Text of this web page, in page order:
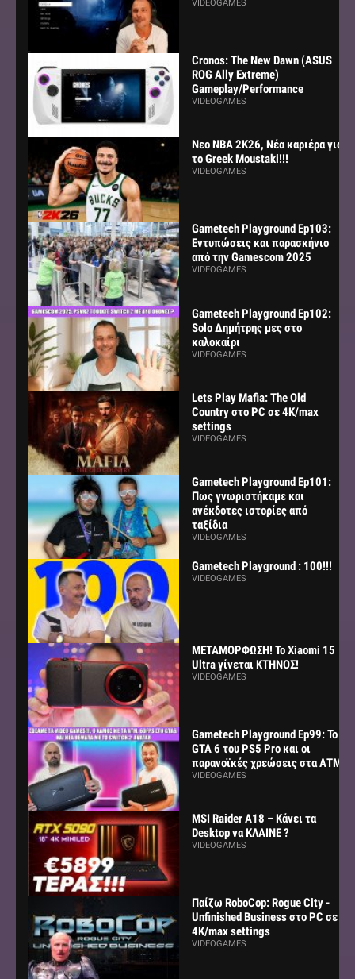
VIDEOGAMES
Cronos: The New Dawn (ASUS
ROG Ally Extreme)
Gameplay/Performance
VIDEOGAMES
Νεο NBA 2K26, Νέα καριέρα για
το Greek Moustaki!!!
VIDEOGAMES
Gametech Playground Ep103:
Εντυπώσεις και παρασκήνιο
από την Gamescom 2025
VIDEOGAMES
Gametech Playground Ep102:
Solo Δημήτρης μες στο
καλοκαίρι
VIDEOGAMES
Lets Play Mafia: The Old
Country στο PC σε 4K/max
settings
VIDEOGAMES
Gametech Playground Ep101:
Πως γνωριστήκαμε και
ανέκδοτες ιστορίες από
ταξίδια
VIDEOGAMES
Gametech Playground : 100!!!
VIDEOGAMES
ΜΕΤΑΜΟΡΦΩΣΗ! Το Xiaomi 15
Ultra γίνεται ΚΤΗΝΟΣ!
VIDEOGAMES
Gametech Playground Ep99: Το
GTA 6 του PS5 Pro και οι
παρανοϊκές χρεώσεις στα ΑΤΜ
VIDEOGAMES
MSI Raider A18 – Κάνει τα
Desktop να ΚΛΑΙΝΕ ?
VIDEOGAMES
Παίζω RoboCop: Rogue City -
Unfinished Business στο PC σε
4K/max settings
VIDEOGAMES